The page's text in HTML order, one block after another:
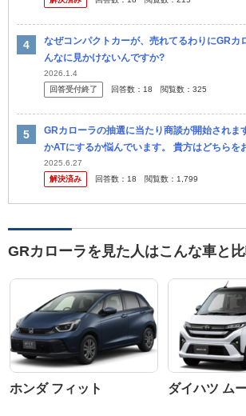
なぜコンパクトカーが、売れてるわりにGRカ
んなに見かけないんですか?
2026.1.4
回答受付終了
回答数： 18 閲覧数： 325
GRカローラの抽選に当たり商談が開始されま
かATにするか悩んでいます。 貴方はどちらを
はどちらを選びますか？ 差額の30万円はまっ
ん、...
2025.6.27
解決済み
回答数： 18 閲覧数： 1,799
GRカローラを見た人はこんな車と
ホンダ フィット ダイハツ ム